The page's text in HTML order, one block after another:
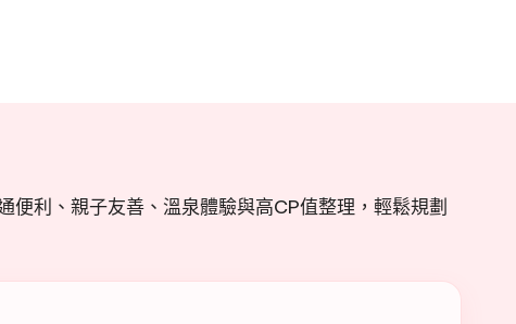
利、親子友善、溫泉體驗與高CP值整理，輕鬆規劃